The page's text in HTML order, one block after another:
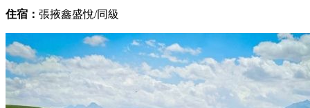
住宿： 張掖鑫盛悅/同級